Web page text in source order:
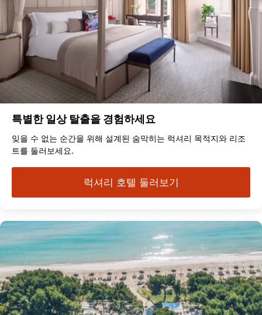
특별한 일상 탈출을 경험하세요
잊을 수 없는 순간을 위해 설계된 숨막히는 럭셔리 목적지와 리조
트를 둘러보세요.
럭셔리 호텔 둘러보기